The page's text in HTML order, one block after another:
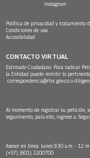
Instagram
Política de privacidad y tratamiento
Condiciones de uso
Accesibilidad
CONTACTO VIRTUAL
Estimado Ciudadano: Para radicar
la Entidad puede remitir lo
correspondencia@rtvc.gov.co o
Al momento de registrar su petición,
seguimiento, para ello, ingrese a:
Asesor en línea: lunes 9:30 a.m. - 12 m
(+57) (601) 2200700